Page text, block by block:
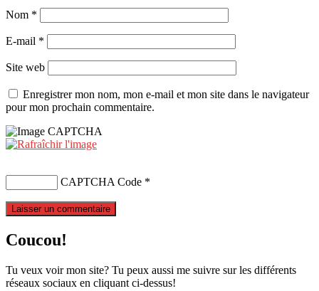
Nom *
E-mail *
Site web
Enregistrer mon nom, mon e-mail et mon site dans le navigateur
pour mon prochain commentaire.
CAPTCHA Code *
Coucou!
Tu veux voir mon site? Tu peux aussi me suivre sur les différents
réseaux sociaux en cliquant ci-dessus!